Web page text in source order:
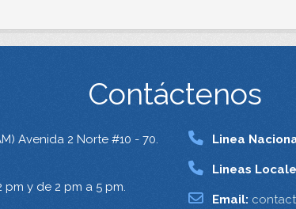
Contáctenos
Avenida 2 Norte #10 - 70.
pm y de 2 pm a 5 pm.
Linea
Lineas
Email: